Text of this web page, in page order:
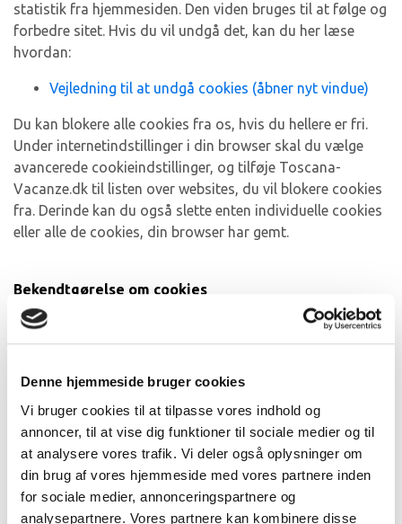
Denne hjemmeside bruger cookies
Vi bruger cookies til at tilpasse vores indhold og
annoncer, til at vise dig funktioner til sociale medier og til
at analysere vores trafik. Vi deler også oplysninger om
din brug af vores hjemmeside med vores partnere inden
for sociale medier, annonceringspartnere og
analysepartnere. Vores partnere kan kombinere disse
statistik fra hjemmesiden. Den viden bruges til at følge og
forbedre sitet. Hvis du vil undgå det, kan du her læse
hvordan:
Vejledning til at undgå cookies (åbner nyt vindue)
Du kan blokere alle cookies fra os, hvis du hellere er fri.
Under internetindstillinger i din browser skal du vælge
avancerede cookieindstillinger, og tilføje Toscana-
Vacanze.dk til listen over websites, du vil blokere cookies
fra. Derinde kan du også slette enten individuelle cookies
eller alle de cookies, din browser har gemt.
Bekendtgørelse om cookies
Alle europæiske hjemmesider er forpligtet til at informere
om, hvilke cookies, der afsættes på brugerens udstyr.
Bekendtgørelse nr. 1148 af 09/12/2011, der er udstedt i
medfør af § 9 og § 81, stk. 2, i lov nr. 169 af 3. marts 2011
om elektroniske kommunikationsnet og -tjenester.
Bekendtgørelsen implementerer således artikel 5, stk. 3 i
e-databeskyttelsesdirektiv, direktiv 2002/58/EF, som
ændret ved direktiv 2009/136/EF.